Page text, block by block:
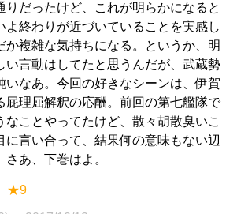
りだったけど、これが明らかになると
よ終わりが近づいていることを実感し
か複雑な気持ちになる。というか、明
い言動はしてたと思うんだが、武蔵勢
いなあ。今回の好きなシーンは、伊賀
屁理屈解釈の応酬。前回の第七艦隊で
なことやってたけど、散々胡散臭いこ
に言い合って、結果何の意味もない辺
さあ、下巻はよ。
★9